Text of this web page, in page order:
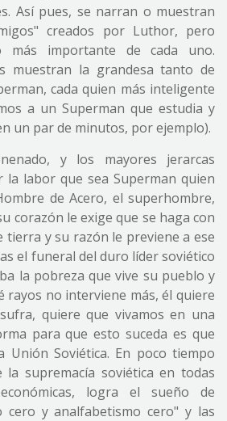
Así pues, se narran o muestran
creados por Luthor, pero
importante de cada uno.
muestran la grandesa tanto de
cada quien más inteligente
a un Superman que estudia y
un par de minutos, por ejemplo).
y los mayores jerarcas
la labor que sea Superman quien
de Acero, el superhombre,
corazón le exige que se haga con
tierra y su razón le previene a ese
el funeral del duro líder soviético
la pobreza que vive su pueblo y
rayos no interviene más, él quiere
quiere que vivamos en una
para que esto suceda es que
Soviética. En poco tiempo
la supremacía soviética en todas
logra el sueño de
cero y analfabetismo cero" y las